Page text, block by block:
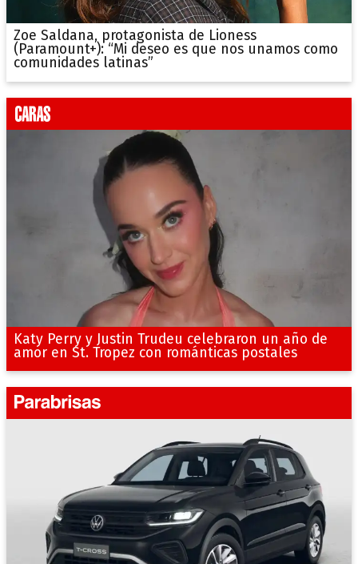
Zoe Saldana, protagonista de Lioness
(Paramount+): “Mi deseo es que nos unamos como
comunidades latinas”
Katy Perry y Justin Trudeu celebraron un año de
amor en St. Tropez con románticas postales